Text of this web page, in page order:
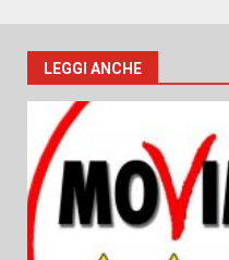
LEGGI ANCHE